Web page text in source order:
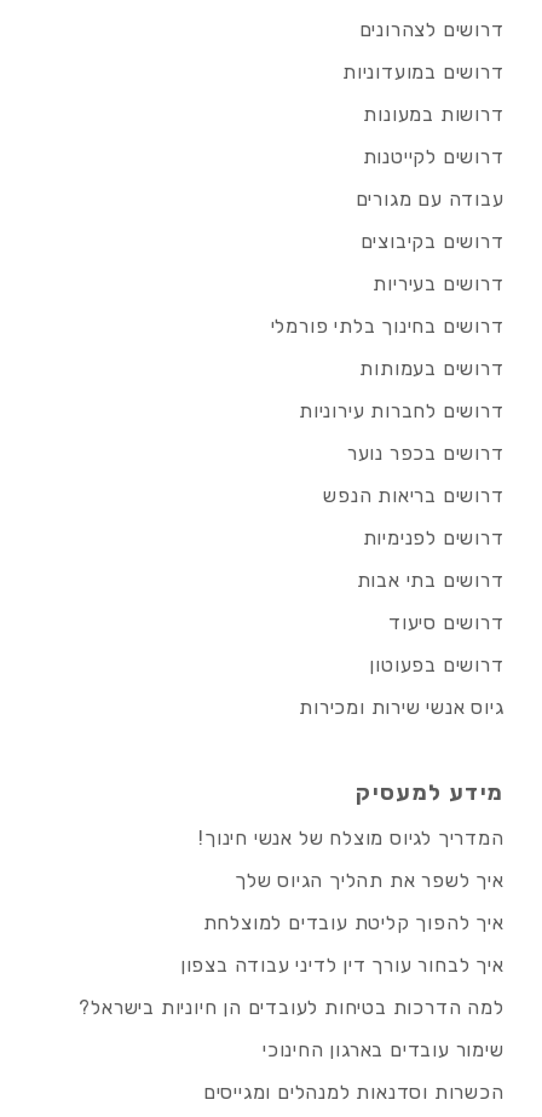
דרושים לצהרונים
דרושים במועדוניות
דרושות במעונות
דרושים לקייטנות
עבודה עם מגורים
דרושים בקיבוצים
דרושים בעיריות
דרושים בחינוך בלתי פורמלי
דרושים בעמותות
דרושים לחברות עירוניות
דרושים בכפר נוער
דרושים בריאות הנפש
דרושים לפנימיות
דרושים בתי אבות
דרושים סיעוד
דרושים בפעוטון
גיוס אנשי שירות ומכירות
מידע למעסיק
המדריך לגיוס מוצלח של אנשי חינוך!
איך לשפר את תהליך הגיוס שלך
איך להפוך קליטת עובדים למוצלחת
איך לבחור עורך דין לדיני עבודה בצפון
למה הדרכות בטיחות לעובדים הן חיוניות בישראל?
שימור עובדים בארגון החינוכי
הכשרות וסדנאות למנהלים ומגייסים